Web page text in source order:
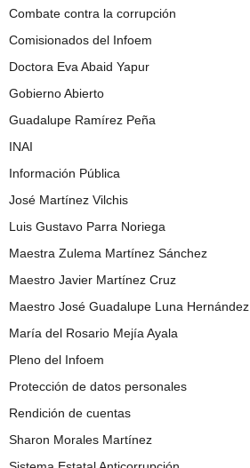
Combate contra la corrupción
Comisionados del Infoem
Doctora Eva Abaid Yapur
Gobierno Abierto
Guadalupe Ramírez Peña
INAI
Información Pública
José Martínez Vilchis
Luis Gustavo Parra Noriega
Maestra Zulema Martínez Sánchez
Maestro Javier Martínez Cruz
Maestro José Guadalupe Luna Hernández
María del Rosario Mejía Ayala
Pleno del Infoem
Protección de datos personales
Rendición de cuentas
Sharon Morales Martínez